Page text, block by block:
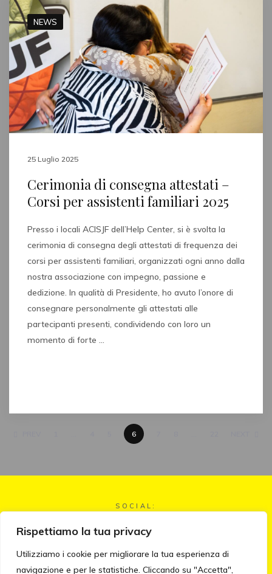
Rispettiamo la tua privacy
Utilizziamo i cookie per migliorare la tua esperienza di
navigazione e per le statistiche. Cliccando su "Accetta",
NEWS
25 Luglio 2025
Cerimonia di consegna attestati –
Corsi per assistenti familiari 2025
Presso i locali ACISJF dell’Help Center, si è svolta la
cerimonia di consegna degli attestati di frequenza dei
corsi per assistenti familiari, organizzati ogni anno dalla
nostra associazione con impegno, passione e
dedizione. In qualità di Presidente, ho avuto l’onore di
consegnare personalmente gli attestati alle
partecipanti presenti, condividendo con loro un
momento di forte …
6
Acisjf - Associazione Cattolica
Internazionale a Servizio della
SOCIAL: